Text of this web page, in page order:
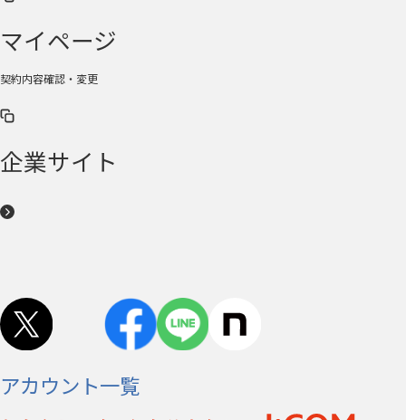
マイページ
契約内容確認・変更
企業サイト
アカウント一覧